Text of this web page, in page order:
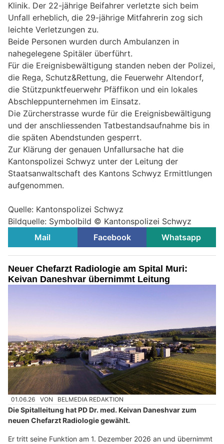
Klinik. Der 22-jährige Beifahrer verletzte sich beim
Unfall erheblich, die 29-jährige Mitfahrerin zog sich
leichte Verletzungen zu.
Beide Personen wurden durch Ambulanzen in
nahegelegene Spitäler überführt.
Für die Ereignisbewältigung standen neben der Polizei,
die Rega, Schutz&Rettung, die Feuerwehr Altendorf,
die Stützpunktfeuerwehr Pfäffikon und ein lokales
Abschleppunternehmen im Einsatz.
Die Zürcherstrasse wurde für die Ereignisbewältigung
und der anschliessenden Tatbestandsaufnahme bis in
die späten Abendstunden gesperrt.
Zur Klärung der genauen Unfallursache hat die
Kantonspolizei Schwyz unter der Leitung der
Staatsanwaltschaft des Kantons Schwyz Ermittlungen
aufgenommen.
Quelle: Kantonspolizei Schwyz
Bildquelle: Symbolbild © Kantonspolizei Schwyz
Mail
Facebook Whatsapp
Neuer Chefarzt Radiologie am Spital Muri:
Keivan Daneshvar übernimmt Leitung
01.06.26 VON BELMEDIA REDAKTION
Die Spitalleitung hat PD Dr. med. Keivan Daneshvar zum
neuen Chefarzt Radiologie gewählt.
Er tritt seine Funktion am 1. Dezember 2026 an und übernimmt